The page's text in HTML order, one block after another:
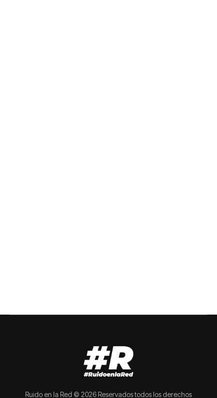
Ruido en la Red © 2026 Reservados todos los derechos